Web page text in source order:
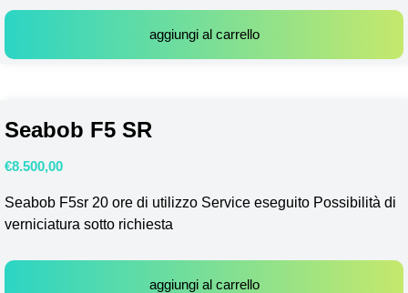
aggiungi al carrello
Seabob F5 SR
€8.500,00
Seabob F5sr 20 ore di utilizzo Service eseguito Possibilità di
verniciatura sotto richiesta
aggiungi al carrello